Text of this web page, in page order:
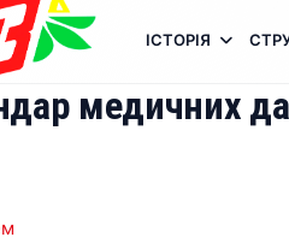
ІСТОРІЯ
медичних